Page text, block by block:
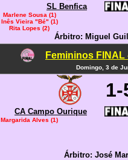
SL Benfica
Marlene Sousa (1)
Inês Vieira "Bé" (1)
Rita Lopes (2)
Árbitro: Miguel
Femininos FINAL
Domingo, 3 de
1-
CA Campo Ourique
Margarida Alves (1)
Árbitro: José